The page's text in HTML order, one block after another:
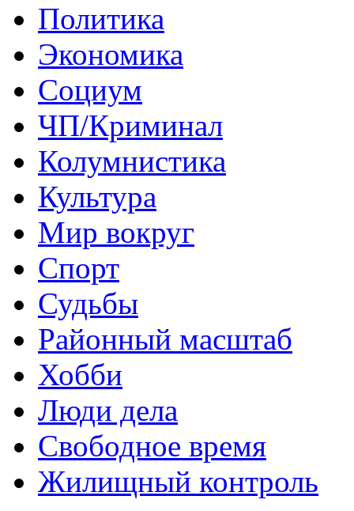
Политика
Экономика
Социум
ЧП/Криминал
Колумнистика
Культура
Мир вокруг
Спорт
Судьбы
Районный масштаб
Хобби
Люди дела
Свободное время
Жилищный контроль